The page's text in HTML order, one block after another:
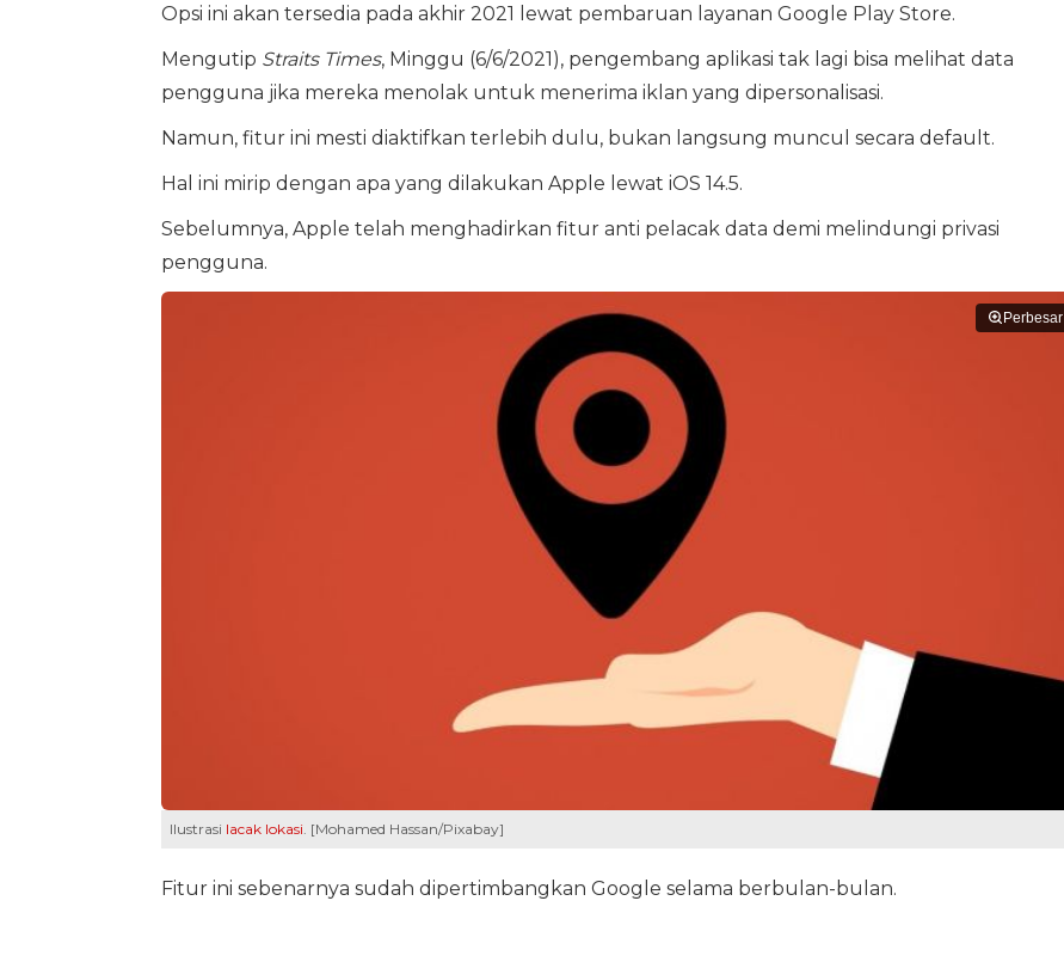
Opsi ini akan tersedia pada akhir 2021 lewat pembaruan layanan Google Play Store.
Mengutip Straits Times, Minggu (6/6/2021), pengembang aplikasi tak lagi bisa melihat data
pengguna jika mereka menolak untuk menerima iklan yang dipersonalisasi.
Namun, fitur ini mesti diaktifkan terlebih dulu, bukan langsung muncul secara default.
Hal ini mirip dengan apa yang dilakukan Apple lewat iOS 14.5.
Sebelumnya, Apple telah menghadirkan fitur anti pelacak data demi melindungi privasi
pengguna.
Perbesar
Ilustrasi lacak lokasi. [Mohamed Hassan/Pixabay]
Fitur ini sebenarnya sudah dipertimbangkan Google selama berbulan-bulan.